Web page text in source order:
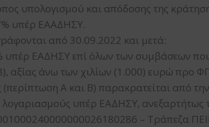
υπολογισμού και απόδοσης της
υπέρ ΕΑΑΔΗΣΥ.
από 30.09.2022 και μετά:
υπέρ ΕΑΔΗΣΥ επί όλων των συμβάσεων
αξίας άνω των χιλίων (1.000) ευρώ προ
Α και Β) παρακρατείται από
υπέρ ΕΑΔΗΣΥ, ανεξαρτήτως
– Τράπεζα